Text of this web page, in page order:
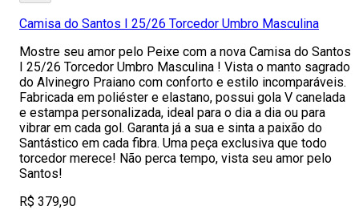
Camisa do Santos I 25/26 Torcedor Umbro Masculina
Mostre seu amor pelo Peixe com a nova Camisa do Santos
I 25/26 Torcedor Umbro Masculina ! Vista o manto sagrado
do Alvinegro Praiano com conforto e estilo incomparáveis.
Fabricada em poliéster e elastano, possui gola V canelada
e estampa personalizada, ideal para o dia a dia ou para
vibrar em cada gol. Garanta já a sua e sinta a paixão do
Santástico em cada fibra. Uma peça exclusiva que todo
torcedor merece! Não perca tempo, vista seu amor pelo
Santos!
R$ 379,90